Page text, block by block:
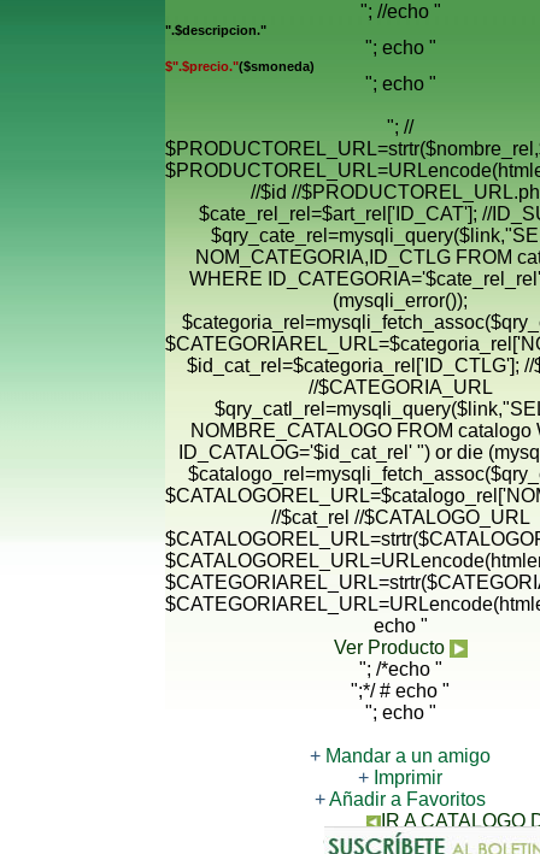
"; //echo "
".$descripcion."
"; echo "
$".$precio."($smoneda)
"; echo "
"; //
//$id //
$cate_rel_rel=$art_rel['ID_CAT']; //
NOM_CATEGORIA,ID_CTLG FROM
WHERE
(mysqli_error());
$id_cat_rel=$categoria_rel['ID_CTLG']; //
//$CATEGORIA_URL
NOMBRE_CATALOGO FROM catalogo
ID_CATALOG='$id_cat_rel' ") or die
//$cat_rel //$CATALOGO_URL
echo "
Ver Producto
"; /*echo "
";*/ # echo "
"; echo "
+ Mandar a un amigo
+ Imprimir
+Añadir a Favoritos
IR A CATALOGO
CONTACTANOS PARA